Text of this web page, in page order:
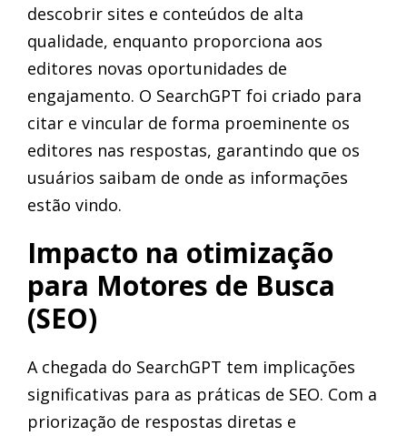
descobrir sites e conteúdos de alta
qualidade, enquanto proporciona aos
editores novas oportunidades de
engajamento. O SearchGPT foi criado para
citar e vincular de forma proeminente os
editores nas respostas, garantindo que os
usuários saibam de onde as informações
estão vindo.
Impacto na otimização
para Motores de Busca
(SEO)
A chegada do SearchGPT tem implicações
significativas para as práticas de SEO. Com a
priorização de respostas diretas e